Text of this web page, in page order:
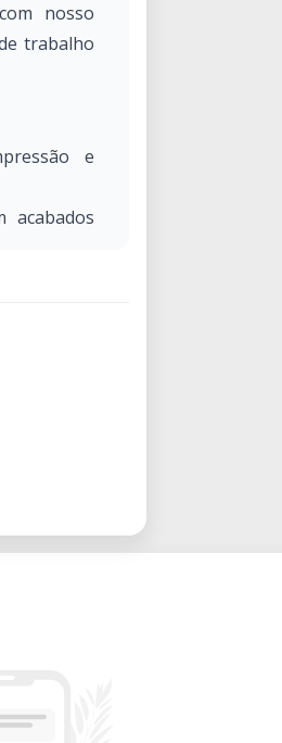
nosso
trabalho
e
acabados
com um
de
design